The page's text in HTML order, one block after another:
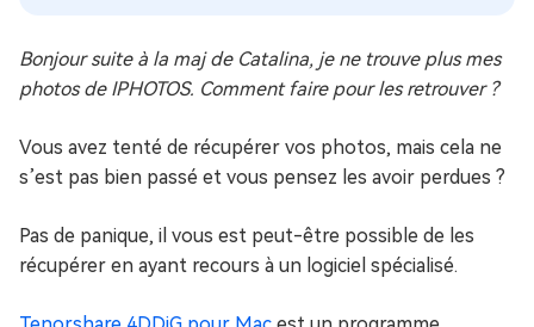
Bonjour suite à la maj de Catalina, je ne trouve plus mes
photos de IPHOTOS. Comment faire pour les retrouver ?
Vous avez tenté de récupérer vos photos, mais cela ne
s’est pas bien passé et vous pensez les avoir perdues ?
Pas de panique, il vous est peut-être possible de les
récupérer en ayant recours à un logiciel spécialisé.